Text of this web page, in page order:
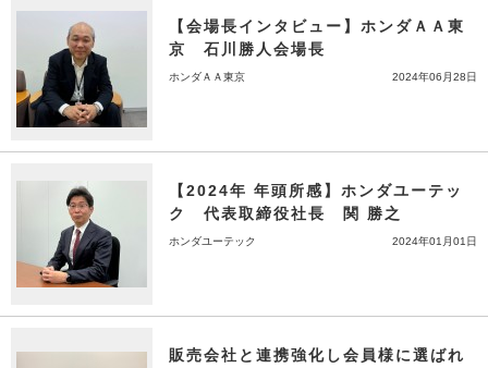
【会場長インタビュー】ホンダＡＡ東
京 石川勝人会場長
ホンダＡＡ東京 2024年06月28日
【2024年 年頭所感】ホンダユーテッ
ク 代表取締役社長 関 勝之
ホンダユーテック 2024年01月01日
販売会社と連携強化し会員様に選ばれ